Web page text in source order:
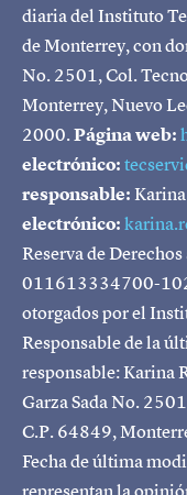
diaria del Instituto
de Monterrey, con
No. 2501, Col.
Monterrey, Nuevo
2000.Página web:
electrónico:
responsable:
electrónico:
Reserva de
011613334700-
otorgados por el
Responsable de la
responsable: Karina
Garza Sada No.
C.P. 64849,
Fecha de última